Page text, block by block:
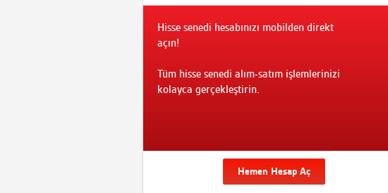
Hisse senedi hesabınızı mobilden direkt
açın!
Tüm hisse senedi alım-satım işlemlerinizi
kolayca gerçekleştirin.
Hemen Hesap Aç